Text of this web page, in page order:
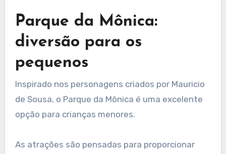
Parque da Mônica:
diversão para os
pequenos
Inspirado nos personagens criados por Mauricio
de Sousa, o Parque da Mônica é uma excelente
opção para crianças menores.
As atrações são pensadas para proporcionar